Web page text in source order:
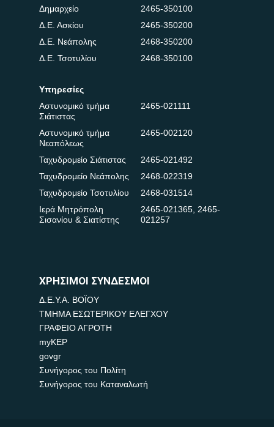
Δημαρχείο
2465-350100
Δ.Ε. Ασκίου
2465-350200
Δ.Ε. Νεάπολης
2468-350200
Δ.Ε. Τσοτυλίου
2468-350100
Υπηρεσίες
Αστυνομικό τμήμα
Σιάτιστας
2465-021111
Αστυνομικό τμήμα
Νεαπόλεως
2465-002120
Ταχυδρομείο Σιάτιστας
2465-021492
Ταχυδρομείο Νεάπολης
2468-022319
Ταχυδρομείο Τσοτυλίου
2468-031514
Ιερά Μητρόπολη
Σισανίου & Σιατίστης
2465-021365, 2465-
021257
ΧΡΗΣΙΜΟΙ ΣΥΝΔΕΣΜΟΙ
Δ.Ε.Υ.Α. ΒΟΪΟΥ
ΤΜΗΜΑ ΕΣΩΤΕΡΙΚΟΥ ΕΛΕΓΧΟΥ
ΓΡΑΦΕΙΟ ΑΓΡΟΤΗ
myKEP
govgr
Συνήγορος του Πολίτη
Συνήγορος του Καταναλωτή